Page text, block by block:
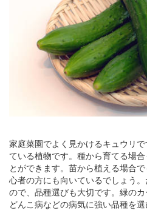
家庭菜園でよく見かけるキュウリ
ている植物です。種から育てる場
とができます。苗から植える場合
心者の方にも向いているでしょう
ので、品種選びも大切です。緑の
どんこ病などの病気に強い品種を選